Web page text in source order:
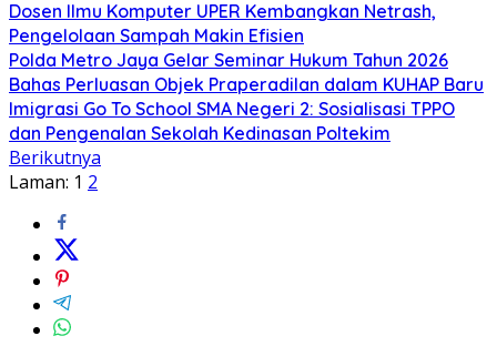
Dosen Ilmu Komputer UPER Kembangkan Netrash,
Pengelolaan Sampah Makin Efisien
Polda Metro Jaya Gelar Seminar Hukum Tahun 2026
Bahas Perluasan Objek Praperadilan dalam KUHAP Baru
Imigrasi Go To School SMA Negeri 2: Sosialisasi TPPO
dan Pengenalan Sekolah Kedinasan Poltekim
Berikutnya
Laman: 1 2